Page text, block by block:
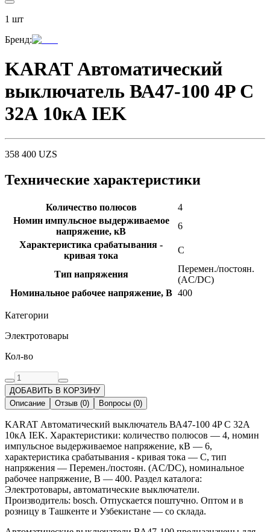
1 шт
Бренд:
KARAT Автоматический
выключатель ВА47-100 4P C
32А 10кА IEK
358 400 UZS
Технические характеристики
Количество полюсов
4
Номин импульсное выдерживаемое
напряжение, кВ
6
Характеристика срабатывания -
кривая тока
C
Тип напряжения
Перемен./постоян.
(AC/DC)
Номинальное рабочее напряжение, В 400
Категории
Электротовары
Кол-во
ДОБАВИТЬ В КОРЗИНУ
Описание
Отзыв (0) Вопросы (0)
KARAT Автоматический выключатель ВА47-100 4P C 32А
10кА IEK. Характеристики: количество полюсов — 4, номин
импульсное выдерживаемое напряжение, кВ — 6,
характеристика срабатывания - кривая тока — C, тип
напряжения — Перемен./постоян. (AC/DC), номинальное
рабочее напряжение, В — 400. Раздел каталога:
Электротовары, автоматические выключатели.
Производитель: bosch. Отпускается поштучно. Оптом и в
розницу в Ташкенте и Узбекистане — со склада.